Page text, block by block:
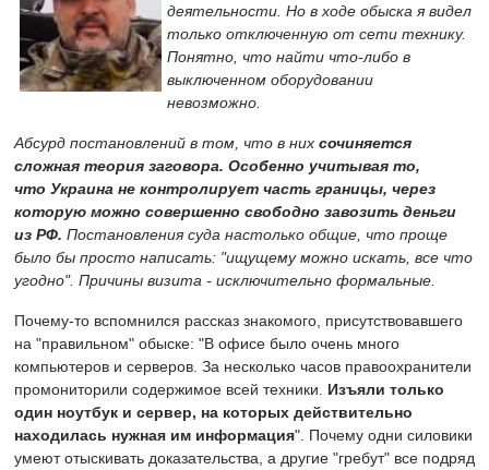
деятельности. Но в ходе обыска я видел
только отключенную от сети технику.
Понятно, что найти что-либо в
выключенном оборудовании
невозможно.
Абсурд постановлений в том что в них сочиняется
сложная теория заговора. Особенно учитывая то,
что Украина не контролирует часть границы, через
которую можно совершенно свободно завозить деньги
из РФ. Постановления суда настолько общие, что проще
было бы просто написать: "ищущему можно искать, все что
угодно". Причины визита - исключительно формальные.
Почему-то вспомнился рассказ знакомого, присутствовавшего
на "правильном" обыске: "В офисе было очень много
компьютеров и серверов. За несколько часов правоохранители
промониторили содержимое всей техники. Изъяли только
один ноутбук и сервер, на которых действительно
находилась нужная им информация". Почему одни силовики
умеют отыскивать доказательства, а другие "гребут" все подряд